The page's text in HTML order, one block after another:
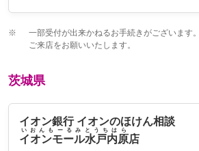
※ 一部受付が出来かねるお手続きがございます。
ご来店をお願いいたします。
茨城県
イオン銀行 イオンのほけん相談
イオンモール水戸内原
いおんもーるみとうちはら
店